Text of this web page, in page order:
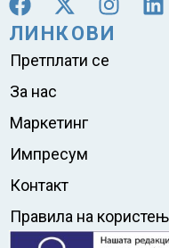
ЛИНКОВИ
Претплати се
За нас
Маркетинг
Импресум
Контакт
Правила на